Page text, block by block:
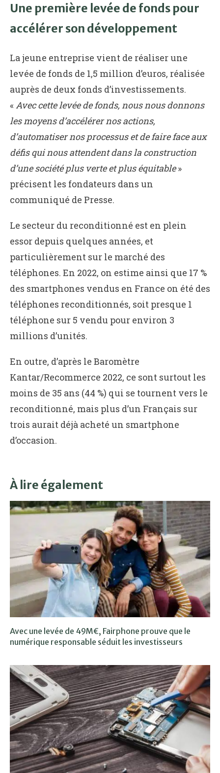
Une première levée de fonds pour
accélérer son développement
La jeune entreprise vient de réaliser une
levée de fonds de 1,5 million d’euros, réalisée
auprès de deux fonds d’investissements.
« Avec cette levée de fonds, nous nous donnons
les moyens d’accélérer nos actions,
d’automatiser nos processus et de faire face aux
défis qui nous attendent dans la construction
d’une société plus verte et plus équitable»
précisent les fondateurs dans un
communiqué de Presse.
Le secteur du reconditionné est en plein
essor depuis quelques années, et
particulièrement sur le marché des
téléphones. En 2022, on estime ainsi que 17 %
des smartphones vendus en France on été des
téléphones reconditionnés, soit presque 1
téléphone sur 5 vendu pour environ 3
millions d’unités.
En outre, d’après le Baromètre
Kantar/Recommerce 2022, ce sont surtout les
moins de 35 ans (44 %) qui se tournent vers le
reconditionné, mais plus d’un Français sur
trois aurait déjà acheté un smartphone
d’occasion.
À lire également
Avec une levée de 49M€, Fairphone prouve que le
numérique responsable séduit les investisseurs